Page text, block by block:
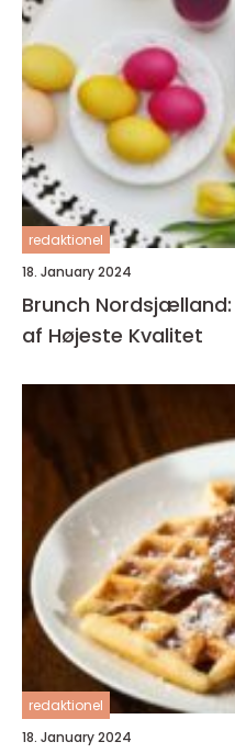
redaktionel
18. January 2024
Brunch Nordsjælland:
af Højeste Kvalitet
redaktionel
18. January 2024